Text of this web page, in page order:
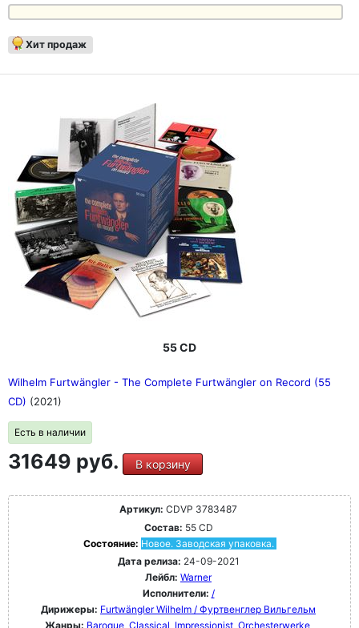
Хит продаж
55 CD
Wilhelm Furtwängler - The Complete Furtwängler on Record (55
CD) (2021)
Есть в наличии
31649 руб. В корзину
Артикул: CDVP 3783487
Состав: 55 CD
Состояние: Новое. Заводская упаковка.
Дата релиза: 24-09-2021
Лейбл: Warner
Исполнители: /
Дирижеры: Furtwängler Wilhelm / Фуртвенглер Вильгельм
Жанры: Baroque Classical Impressionist Orchesterwerke